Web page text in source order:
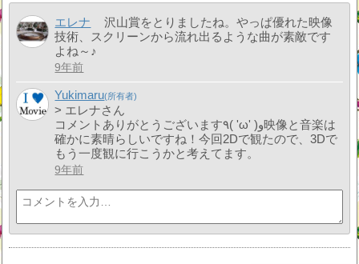
エレナ
沢山賞をとりましたね。やっぱ優れた映像
技術、スクリーンから流れ出るような曲が素敵です
よね～♪
9年前
Yukimaru
> エレナさん
コメントありがとうございます٩( 'ω' )و映像と音楽は
確かに素晴らしいですね！今回2Dで観たので、3Dで
もう一度観に行こうかと考えてます。
9年前